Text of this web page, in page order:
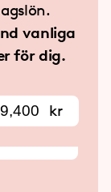
vanliga
för dig.
kr